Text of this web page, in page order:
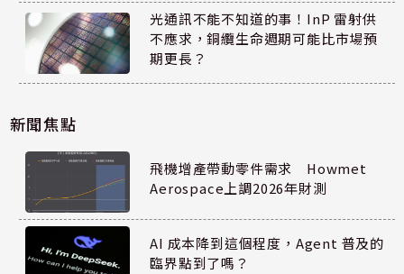
光通訊不能不知道的事！InP 雷射供
不應求，銅纜生命週期可能比市場預
期更長？
新聞焦點
飛機增產帶動零件需求 Howmet
Aerospace上調2026年財測
AI 成本降到這個程度，Agent 普及的
臨界點到了嗎？